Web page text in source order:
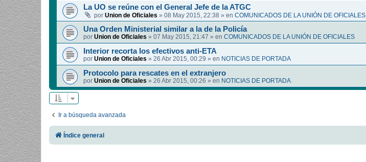
La UO se reúne con el General Jefe de la ATGC
por Union de Oficiales » 08 May 2015, 22:38 » en COMUNICADOS DE LA UNIÓN DE OFICIALES
Una Orden Ministerial similar a la de la Policía
por Union de Oficiales » 07 May 2015, 21:47 » en COMUNICADOS DE LA UNIÓN DE OFICIALES
Interior recorta los efectivos anti-ETA
por Union de Oficiales » 26 Abr 2015, 00:29 » en NOTICIAS DE PORTADA
Protocolo para rescates en el extranjero
por Union de Oficiales » 26 Abr 2015, 00:26 » en NOTICIAS DE PORTADA
Ir a búsqueda avanzada
Índice general